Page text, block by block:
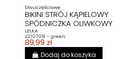
Dwuczęściowe
BIKINI STRÓJ KĄPIELOWY
SPÓDNICZKA OLIWKOWY
LELKA
z210708 - green
89,99 zł
Dodaj do koszyka